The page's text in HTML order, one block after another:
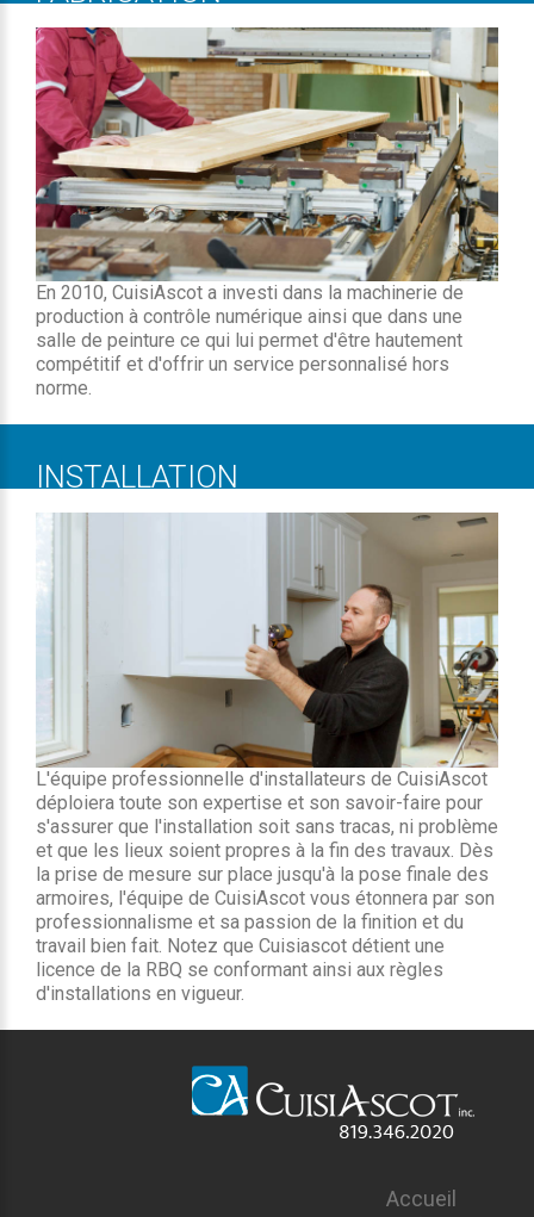
En 2010, CuisiAscot a investi dans la machinerie de
production à contrôle numérique ainsi que dans une
salle de peinture ce qui lui permet d'être hautement
compétitif et d'offrir un service personnalisé hors
norme.
INSTALLATION
L'équipe professionnelle d'installateurs de CuisiAscot
déploiera toute son expertise et son savoir-faire pour
s'assurer que l'installation soit sans tracas, ni problème
et que les lieux soient propres à la fin des travaux. Dès
la prise de mesure sur place jusqu'à la pose finale des
armoires, l'équipe de CuisiAscot vous étonnera par son
professionnalisme et sa passion de la finition et du
travail bien fait. Notez que Cuisiascot détient une
licence de la RBQ se conformant ainsi aux règles
d'installations en vigueur.
Accueil